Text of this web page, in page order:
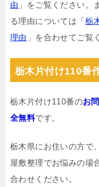
由 」をご覧ください。
る理由については「 栃
理由 」を合わせてご覧
栃木片付け110番
栃木片付け110番のお
全無料です。
栃木県にお住いの方で
屋敷整理でお悩みの場
合わせください。